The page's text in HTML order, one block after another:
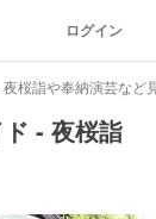
ログイン
桜詣や奉納演芸など
ド - 夜桜詣